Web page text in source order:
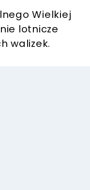
Wielkiej
lotnicze
walizek.